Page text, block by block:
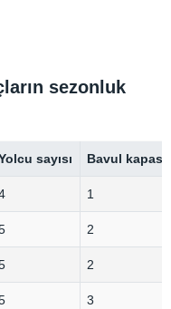
sezonluk
sayısı Bavul
1
2
2
3